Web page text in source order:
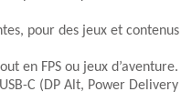
pour des jeux et contenus
en FPS ou jeux d’aventure.
C (DP Alt, Power Delivery